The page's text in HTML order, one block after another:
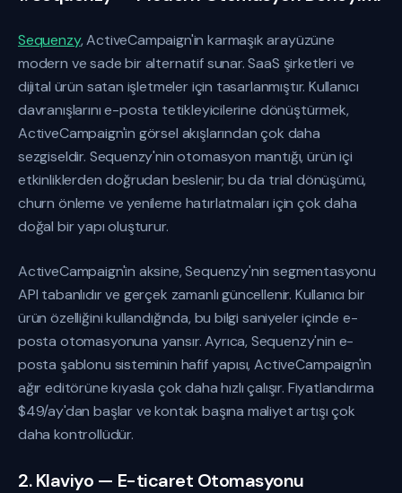
Sequenzy, ActiveCampaign'in karmaşık arayüzüne
modern ve sade bir alternatif sunar. SaaS şirketleri ve
dijital ürün satan işletmeler için tasarlanmıştır. Kullanıcı
davranışlarını e-posta tetikleyicilerine dönüştürmek,
ActiveCampaign'in görsel akışlarından çok daha
sezgiseldir. Sequenzy'nin otomasyon mantığı, ürün içi
etkinliklerden doğrudan beslenir; bu da trial dönüşümü,
churn önleme ve yenileme hatırlatmaları için çok daha
doğal bir yapı oluşturur.
ActiveCampaign'in aksine, Sequenzy'nin segmentasyonu
API tabanlıdır ve gerçek zamanlı güncellenir. Kullanıcı bir
ürün özelliğini kullandığında, bu bilgi saniyeler içinde e-
posta otomasyonuna yansır. Ayrıca, Sequenzy'nin e-
posta şablonu sisteminin hafif yapısı, ActiveCampaign'in
ağır editörüne kıyasla çok daha hızlı çalışır. Fiyatlandırma
$49/ay'dan başlar ve kontak başına maliyet artışı çok
daha kontrollüdür.
2. Klaviyo — E-ticaret Otomasyonu